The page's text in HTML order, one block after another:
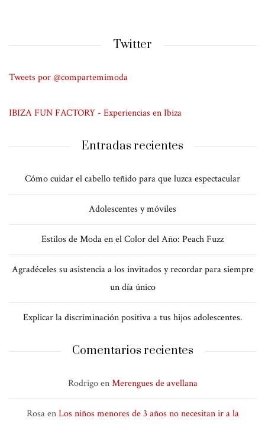
Twitter
Tweets por @compartemimoda
IBIZA FUN FACTORY - Experiencias en Ibiza
Entradas recientes
Cómo cuidar el cabello teñido para que luzca espectacular
Adolescentes y móviles
Estilos de Moda en el Color del Año: Peach Fuzz
Agradéceles su asistencia a los invitados y recordar para siempre
un día único
Explicar la discriminación positiva a tus hijos adolescentes.
Comentarios recientes
RodrigoenMerengues de avellana
RosaenLos niños menores de 3 años no necesitan ir a la